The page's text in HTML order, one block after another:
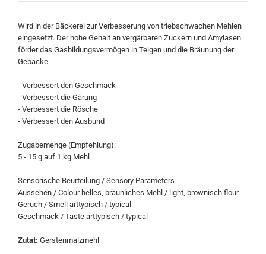
Wird in der Bäckerei zur Verbesserung von triebschwachen Mehlen
eingesetzt. Der hohe Gehalt an vergärbaren Zuckern und Amylasen
förder das Gasbildungsvermögen in Teigen und die Bräunung der
Gebäcke.
- Verbessert den Geschmack
- Verbessert die Gärung
- Verbessert die Rösche
- Verbessert den Ausbund
Zugabemenge (Empfehlung):
5 - 15 g auf 1 kg Mehl
Sensorische Beurteilung / Sensory Parameters
Aussehen / Colour helles, bräunliches Mehl / light, brownisch flour
Geruch / Smell arttypisch / typical
Geschmack / Taste arttypisch / typical
Zutat: Gerstenmalzmehl